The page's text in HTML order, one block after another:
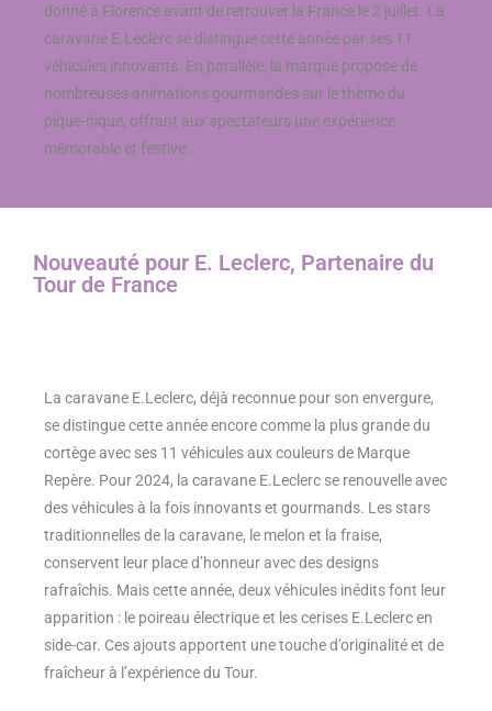
donné à Florence avant de retrouver la France le 2 juillet. La
caravane E.Leclerc se distingue cette année par ses 11
véhicules innovants. En parallèle, la marque propose de
nombreuses animations gourmandes sur le thème du
pique-nique, offrant aux spectateurs une expérience
mémorable et festive.
Nouveauté pour E. Leclerc, Partenaire du
Tour de France
La caravane E.Leclerc, déjà reconnue pour son envergure,
se distingue cette année encore comme la plus grande du
cortège avec ses 11 véhicules aux couleurs de Marque
Repère. Pour 2024, la caravane E.Leclerc se renouvelle avec
des véhicules à la fois innovants et gourmands. Les stars
traditionnelles de la caravane, le melon et la fraise,
conservent leur place d’honneur avec des designs
rafraîchis. Mais cette année, deux véhicules inédits font leur
apparition : le poireau électrique et les cerises E.Leclerc en
side-car. Ces ajouts apportent une touche d’originalité et de
fraîcheur à l’expérience du Tour.